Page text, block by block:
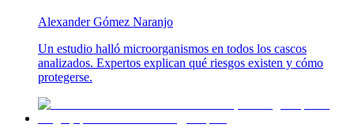
Alexander Gómez Naranjo
Un estudio halló microorganismos en todos los cascos
analizados. Expertos explican qué riesgos existen y cómo
protegerse.